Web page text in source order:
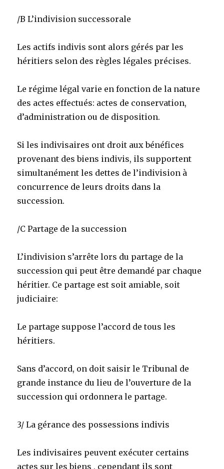
/B L’indivision successorale
Les actifs indivis sont alors gérés par les
héritiers selon des règles légales précises.
Le régime légal varie en fonction de la nature
des actes effectués: actes de conservation,
d’administration ou de disposition.
Si les indivisaires ont droit aux bénéfices
provenant des biens indivis, ils supportent
simultanément les dettes de l’indivision à
concurrence de leurs droits dans la
succession.
/C Partage de la succession
L’indivision s’arrête lors du partage de la
succession qui peut être demandé par chaque
héritier. Ce partage est soit amiable, soit
judiciaire:
Le partage suppose l’accord de tous les
héritiers.
Sans d’accord, on doit saisir le Tribunal de
grande instance du lieu de l’ouverture de la
succession qui ordonnera le partage.
3/ La gérance des possessions indivis
Les indivisaires peuvent exécuter certains
actes sur les biens , cependant ils sont